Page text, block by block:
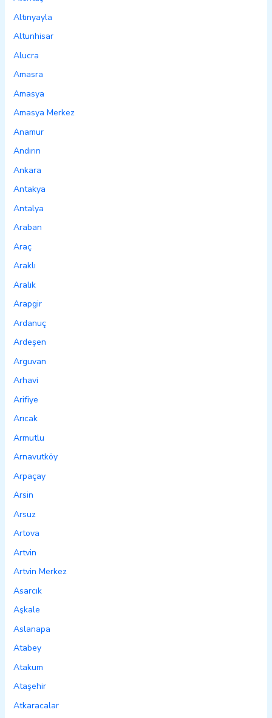
Altınyayla
Altunhisar
Alucra
Amasra
Amasya
Amasya Merkez
Anamur
Andırın
Ankara
Antakya
Antalya
Araban
Araç
Araklı
Aralık
Arapgir
Ardanuç
Ardeşen
Arguvan
Arhavi
Arifiye
Arıcak
Armutlu
Arnavutköy
Arpaçay
Arsin
Arsuz
Artova
Artvin
Artvin Merkez
Asarcık
Aşkale
Aslanapa
Atabey
Atakum
Ataşehir
Atkaracalar